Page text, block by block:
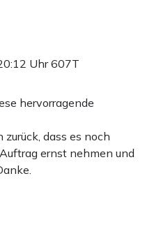
Uhr607T
hervorragende
dass es noch
ernst nehmen und